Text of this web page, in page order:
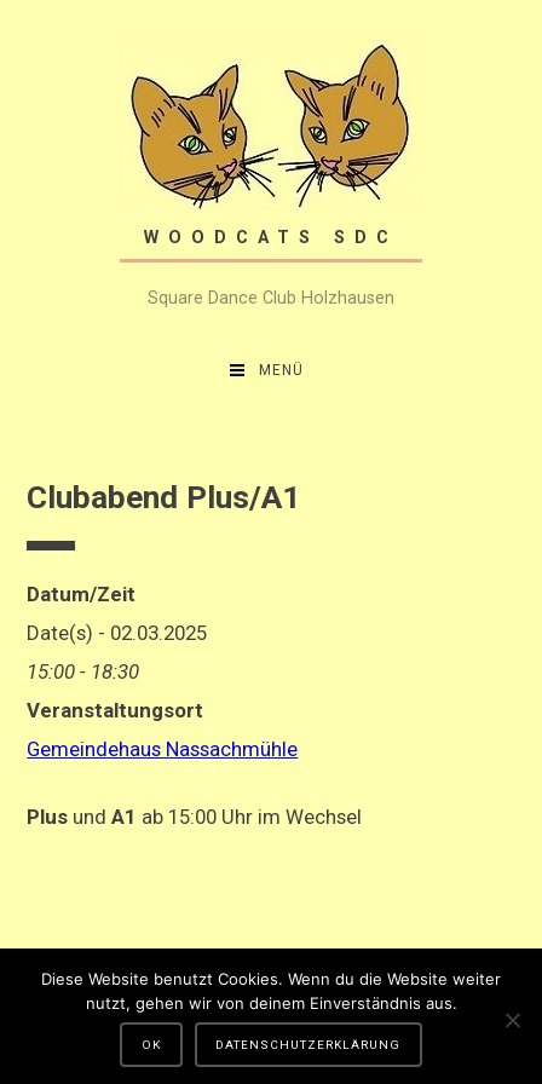
WOODCATS SDC
Square Dance Club Holzhausen
MENÜ
Clubabend Plus/A1
Datum/Zeit
Date(s) - 02.03.2025
15:00 - 18:30
Veranstaltungsort
Gemeindehaus Nassachmühle
Plus undA1 ab 15:00 Uhr im Wechsel
Gestaltung und Hosting von Matthias Hehn,MyWebstage.de
Diese Website benutzt Cookies. Wenn du die Website weiter
nutzt, gehen wir von deinem Einverständnis aus.
OK DATENSCHUTZERKLÄRUNG